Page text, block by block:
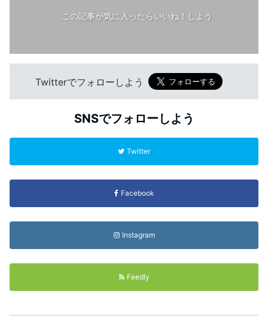
この記事が気に入ったらいいね！しよう
Twitterでフォローしよう
SNSでフォローしよう
Twitter
Facebook
Instagram
Feedly